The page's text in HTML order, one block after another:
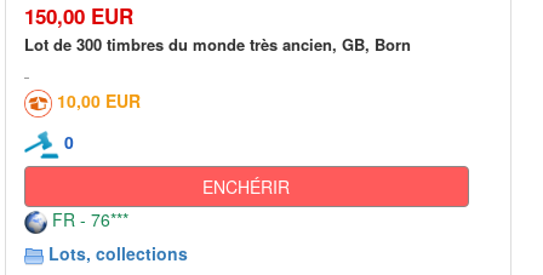
150,00 EUR
Lot de 300 timbres du monde très ancien, GB, Born
10,00 EUR
0
ENCHÉRIR
FR - 76***
Lots, collections